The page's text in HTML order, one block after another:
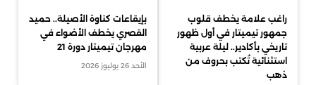
راغب علامة يخطف قلوب
جمهور تيميتار في أول ظهور
تاريخي بأكادير.. ليلة عربية
استثنائية تُكتب بحروف من
ذهب
بإيقاعات كناوة الأصيلة.. حميد
القصري يخطف الأضواء في
مهرجان تيميتار دورة 21
الأحد 26 يوليوز 2026